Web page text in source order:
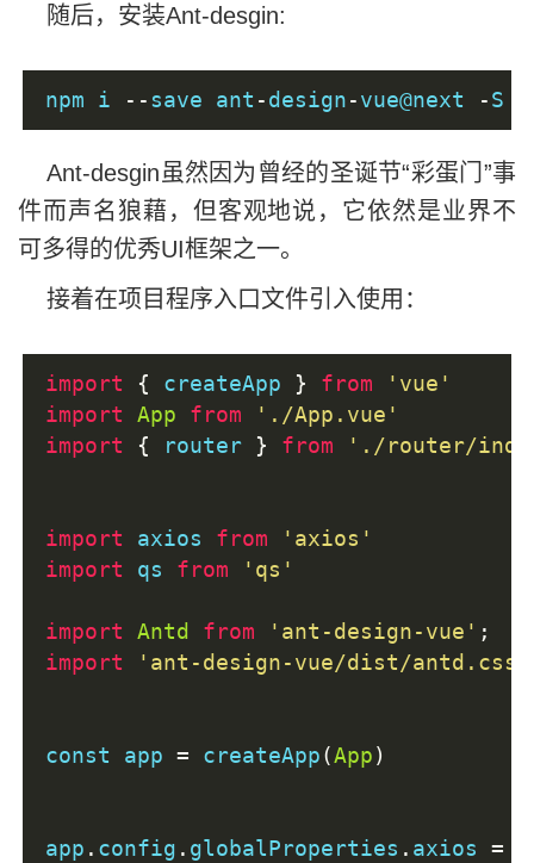
随后，安装Ant-desgin:
npm i --save ant -design-vue@next -S
Ant-desgin虽然因为曾经的圣诞节“彩蛋门”事
件而声名狼藉，但客观地说，它依然是业界不
可多得的优秀UI框架之一。
接着在项目程序入口文件引入使用：
import { createApp } from
'vue'
import
App from
'./App.vue'
import
{ router } from './router/
import axios from
'axios'
import qs from 'qs'
import Antd from 'ant-design-vue' ;
import
'ant-design-vue/dist/antd.css'
const app = createApp(App)
app . config . globalProperties . axios =